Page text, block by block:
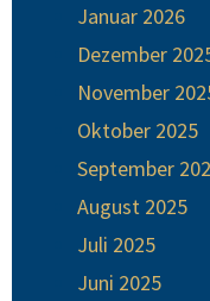
Januar 2026
Dezember
November
Oktober 2025
September
August 2025
Juli 2025
Juni 2025